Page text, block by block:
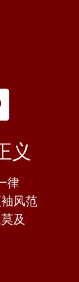
义
律
风范
及